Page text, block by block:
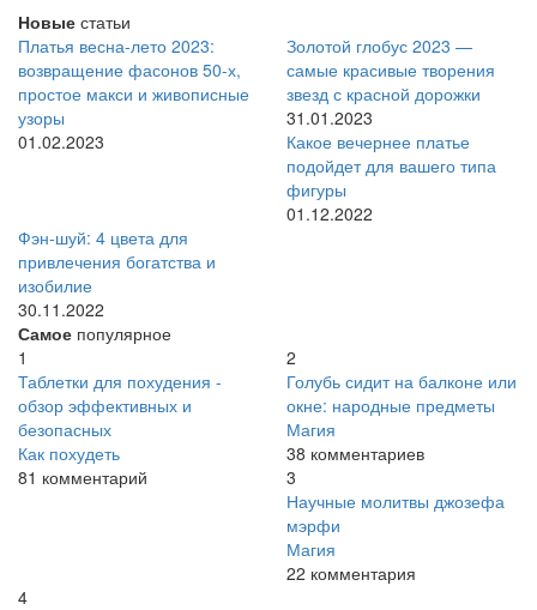
Новые статьи
Платья весна-лето 2023:
возвращение фасонов 50-х,
простое макси и живописные
узоры
01.02.2023
Золотой глобус 2023 —
самые красивые творения
звезд с красной дорожки
31.01.2023
Какое вечернее платье
подойдет для вашего типа
фигуры
01.12.2022
Фэн-шуй: 4 цвета для
привлечения богатства и
изобилие
30.11.2022
Самое популярное
1
Таблетки для похудения -
обзор эффективных и
безопасных
Как похудеть
81 комментарий
2
Голубь сидит на балконе или
окне: народные предметы
Магия
38 комментариев
3
Научные молитвы джозефа
мэрфи
Магия
22 комментария
4